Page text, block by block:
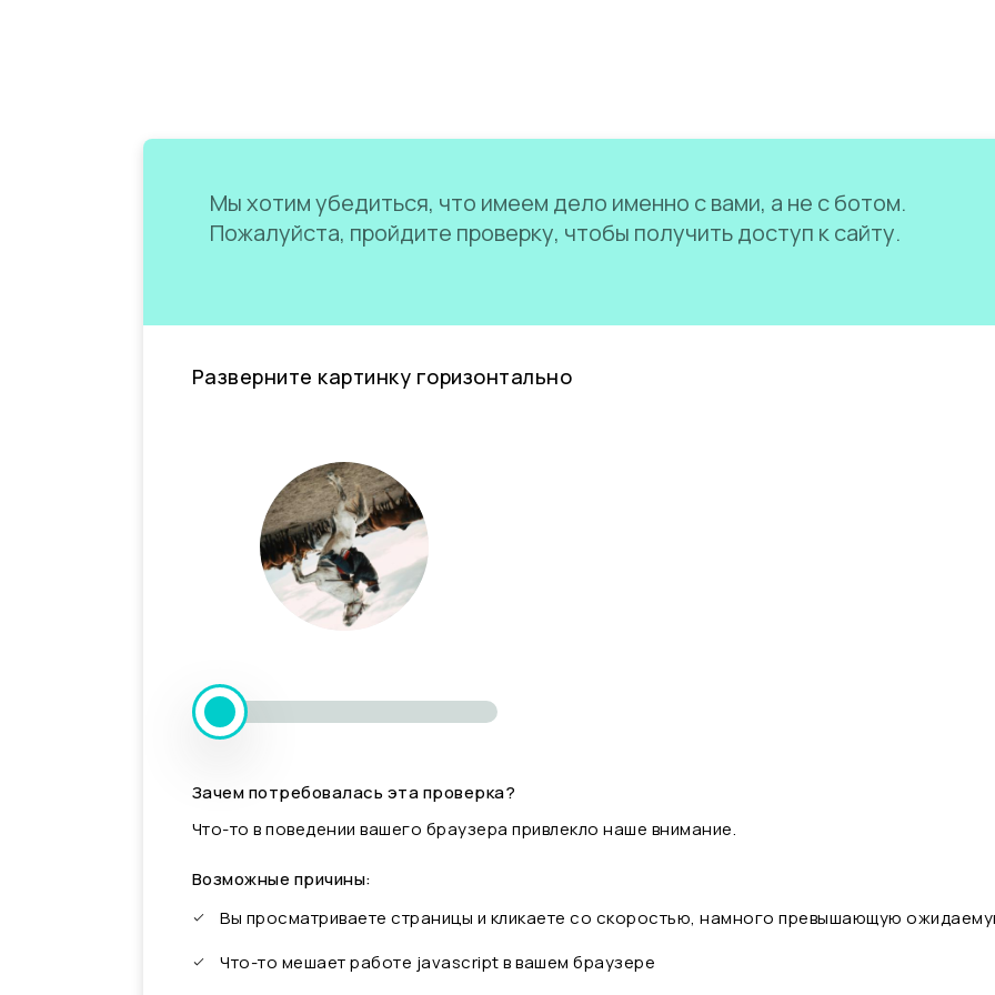
Мы хотим убедиться, что имеем дело именно с вами, а не с ботом.
Пожалуйста, пройдите проверку, чтобы получить доступ к сайту.
Разверните картинку горизонтально
Зачем потребовалась эта проверка?
Что-то в поведении вашего браузера привлекло наше внимание.
Возможные причины:
Вы просматриваете страницы и кликаете со скоростью, намного превышающую
Что-то мешает работе javascript в вашем браузере